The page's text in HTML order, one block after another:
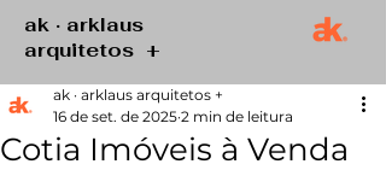
ak · arklaus
arquitetos +
Cotia Imóveis à Venda
ak · arklaus arquitetos +
16 de set. de 2025 2 min de leitura